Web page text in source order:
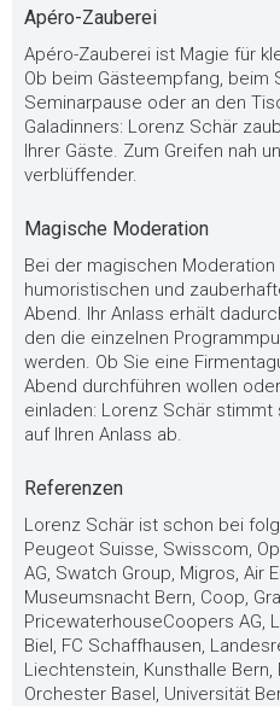
Apéro-Zauberei
Apéro-Zauberei ist Magie für
Ob beim Gästeempfang, beim
Seminarpause oder an den
Galadinners: Lorenz Schär
Ihrer Gäste. Zum Greifen nah
verblüffender.
Magische Moderation
Bei der magischen
humoristischen und
Abend. Ihr Anlass erhält
den die einzelnen
werden. Ob Sie eine
Abend durchführen wollen
einladen: Lorenz Schär
auf Ihren Anlass ab.
Referenzen
Lorenz Schär ist schon bei
Peugeot Suisse, Swisscom,
AG, Swatch Group, Migros, Air
Museumsnacht Bern, Coop,
PricewaterhouseCoopers AG,
Biel, FC Schaffhausen,
Liechtenstein, Kunsthalle Bern,
Orchester Basel, Universität